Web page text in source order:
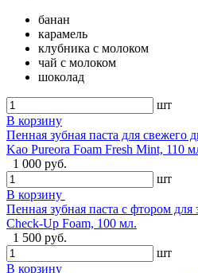
банан
карамель
клубника с молоком
чай с молоком
шоколад
шт
В корзину
Пенная зубная паста для свежего
Kao Pureora Foam Fresh Mint, 110
1 000 руб.
шт
В корзину
Пенная зубная паста с фтором
Check-Up Foam, 100 мл.
1 500 руб.
шт
В корзину